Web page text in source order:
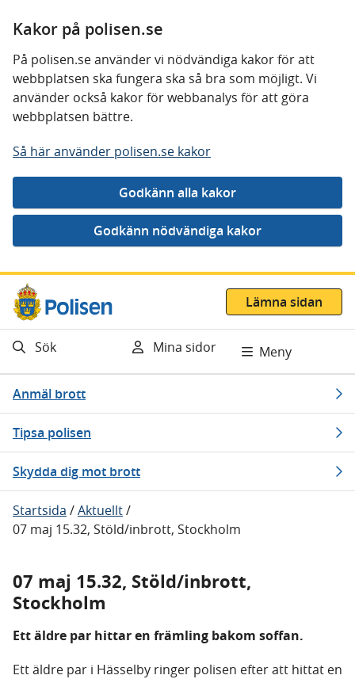
Kakor på polisen.se
På polisen.se använder vi nödvändiga kakor för att
webbplatsen ska fungera ska så bra som möjligt. Vi
använder också kakor för webbanalys för att göra
webbplatsen bättre.
Så här använder polisen.se kakor
Gå direkt till innehåll
Lämna sidan
Sök Mina sidor Meny
Anmäl brott
Tipsa polisen
Skydda dig mot brott
Startsida /Aktuellt/
07 maj 15.32, Stöld/inbrott, Stockholm
07 maj 15.32, Stöld/inbrott,
Stockholm
Ett äldre par hittar en främling bakom soffan.
Ett äldre par i Hässelby ringer polisen efter att hittat en